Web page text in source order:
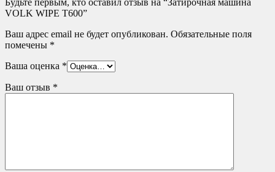
VOLK WIPE T600”
Ваш адрес email не будет опубликован. Обязательные поля
помечены *
Ваша оценка *
Ваш отзыв *